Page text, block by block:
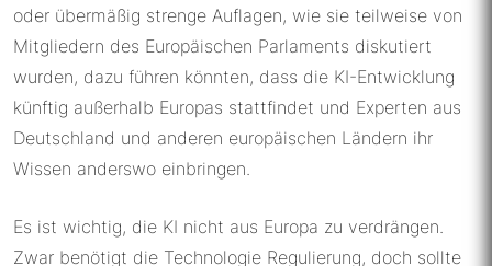
oder übermäßig strenge Auflagen, wie sie teilweise von
Mitgliedern des Europäischen Parlaments diskutiert
wurden, dazu führen könnten, dass die KI-Entwicklung
künftig außerhalb Europas stattfindet und Experten aus
Deutschland und anderen europäischen Ländern ihr
Wissen anderswo einbringen.
Es ist wichtig, die KI nicht aus Europa zu verdrängen.
Zwar benötigt die Technologie Regulierung, doch sollte